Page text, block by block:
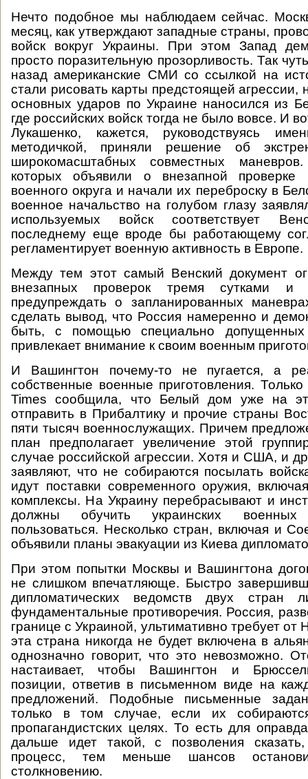
Нечто подобное мы наблюдаем сейчас.
месяц, как утверждают западные страны,
войск вокруг Украины. При этом Запад
просто поразительную прозорливость. Так
назад американские СМИ со ссылкой на
стали рисовать карты предстоящей агрессии,
основных ударов по Украине наносился из
где российских войск тогда не было вовсе. И
Лукашенко, кажется, руководствуясь
методичкой, приняли решение об
широкомасштабных совместных
которых объявили о внезапной проверке
военного округа и начали их переброску в
военное начальство на голубом глазу
используемых войск соответствует
последнему еще вроде бы работающему
регламентирует военную активность в Европе.
Между тем этот самый Венский документ
внезапных проверок тремя сутками и
предупреждать о запланированных
сделать вывод, что Россия намеренно и
быть, с помощью специально допущенных
привлекает внимание к своим военным
И Вашингтон почему-то не пугается, а
собственные военные приготовления.
Times сообщила, что Белый дом уже на
отправить в Прибалтику и прочие страны
пяти тысяч военнослужащих. Причем
план предполагает увеличение этой
случае российской агрессии. Хотя и США, и
заявляют, что не собираются посылать
идут поставки современного оружия,
комплексы. На Украину перебрасывают и
должны обучить украинских
пользоваться. Несколько стран, включая и
объявили планы эвакуации из Киева
При этом попытки Москвы и Вашингтона
не слишком впечатляюще. Быстро
дипломатических ведомств двух стран
фундаментальные противоречия. Россия,
границе с Украиной, ультимативно требует от
эта страна никогда не будет включена в
однозначно говорит, что это невозможно.
настаивает, чтобы Вашингтон и
позиции, ответив в письменном виде на
предложений. Подобные письменные
только в том случае, если их
пропагандистских целях. То есть для
дальше идет такой, с позволения сказать,
процесс, тем меньше шансов
столкновению.